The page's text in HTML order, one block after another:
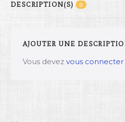
DESCRIPTION(S) 0
AJOUTER UNE
Vous devez vous connecter